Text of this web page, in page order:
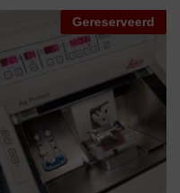
Gereserveerd